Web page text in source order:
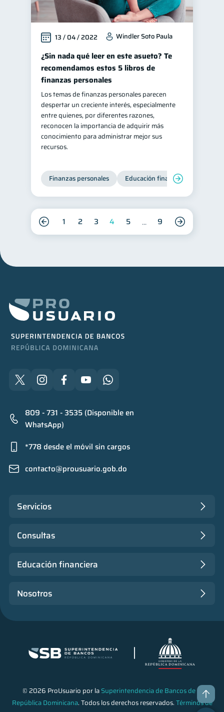
13 / 04 / 2022 Windler Soto Paula
¿Sin nada qué leer en este asueto? Te
recomendamos estos 5 libros de
finanzas personales
Los temas de finanzas personales parecen
despertar un creciente interés, especialmente
entre quienes, por diferentes razones,
reconocen la importancia de adquirir más
conocimiento para administrar mejor sus
recursos.
Finanzas personales Educación financiera
1 2 3 4 5 9
© 2026 ProUsuario por laSuperintendencia de Bancos de la
República Dominicana. Todos los derechos reservados.Términos de
809 - 731 - 3535 (Disponible en
WhatsApp)
*778 desde el móvil sin cargos
contacto@prousuario.gob.do
Servicios
Consultas
Educación financiera
Nosotros